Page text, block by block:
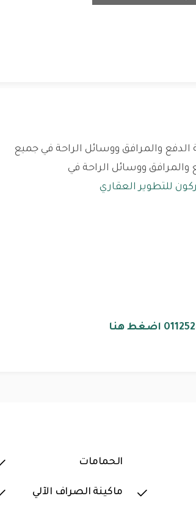
والمرافق ووسائل الراحة في جميع
ووسائل الراحة في
للتطوير العقاري
الحمامات
ماكينة الصراف الآلي